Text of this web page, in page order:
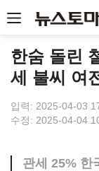
한숨 돌린
세 불씨 여
입력: 2025-04-03
수정: 2025-04-04
관세 25% 한